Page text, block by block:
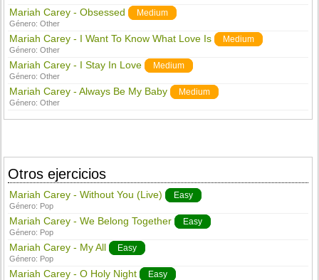
Mariah Carey - Obsessed Medium
Género:Other
Mariah Carey - I Want To Know What Love Is Medium
Género:Other
Mariah Carey - I Stay In Love Medium
Género:Other
Mariah Carey - Always Be My Baby Medium
Género:Other
Otros ejercicios
Mariah Carey - Without You (Live) Easy
Género: Pop
Mariah Carey - We Belong Together Easy
Género: Pop
Mariah Carey - My All Easy
Género: Pop
Mariah Carey - O Holy Night Easy